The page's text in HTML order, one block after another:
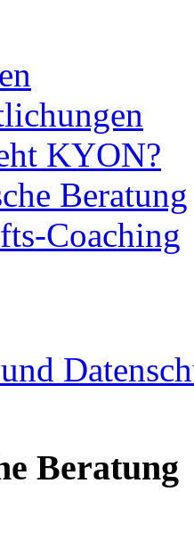
KYON?
Beratung
Coaching
Beratung